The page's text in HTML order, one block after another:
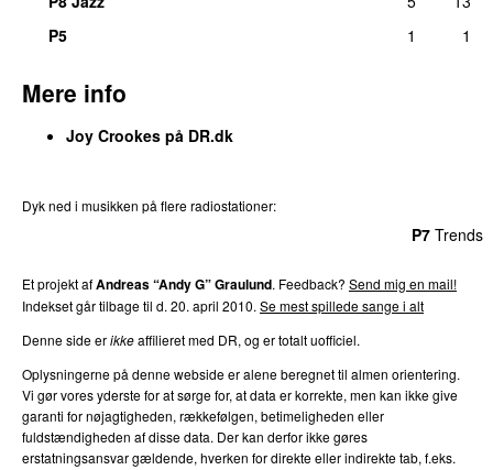
P5
1 1
Mere info
Joy Crookes på DR.dk
Dyk ned i musikken på flere radiostationer:
P7 Trends
Et projekt afAndreas “Andy G” Graulund. Feedback? Send mig en mail!
Indekset går tilbage til d. 20. april 2010. Se mest spillede sange i alt
Denne side erikkeaffilieret med DR, og er totalt uofficiel.
Oplysningerne på denne webside er alene beregnet til almen orientering.
Vi gør vores yderste for at sørge for, at data er korrekte, men kan ikke give
garanti for nøjagtigheden, rækkefølgen, betimeligheden eller
fuldstændigheden af disse data. Der kan derfor ikke gøres
erstatningsansvar gældende, hverken for direkte eller indirekte tab, f.eks.